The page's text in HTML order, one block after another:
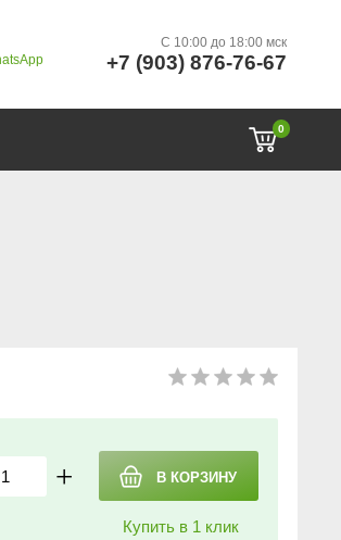
C 10:00 до 18:00 мск
+7 (903) 876-76-67
0
+
Купить в 1 клик